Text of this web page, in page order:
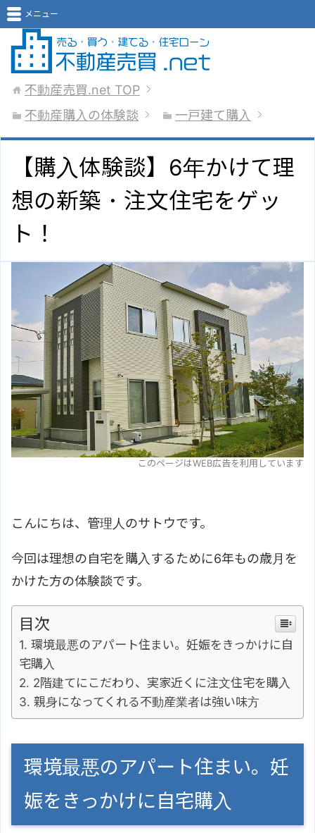
メニュー
不動産売買.net TOP
不動産購入の体験談
一戸建て購入
【購入体験談】6年かけて理
想の新築・注文住宅をゲッ
ト！
このページはWEB広告を利用しています
こんにちは、管理人のサトウです。
今回は理想の自宅を購入するために6年もの歳月を
かけた方の体験談です。
目次
環境最悪のアパート住まい。妊娠をきっかけに自
宅購入
2階建てにこだわり、実家近くに注文住宅を購入
親身になってくれる不動産業者は強い味方
環境最悪のアパート住まい。妊
娠をきっかけに自宅購入